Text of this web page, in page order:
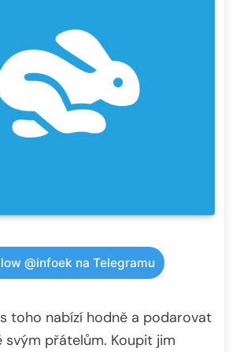
@infoek na Telegramu
toho nabízí hodně a podarovat
svým přátelům. Koupit jim